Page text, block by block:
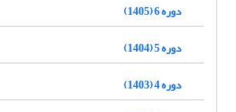
دوره 6 (1405)
دوره 5 (1404)
دوره 4 (1403)